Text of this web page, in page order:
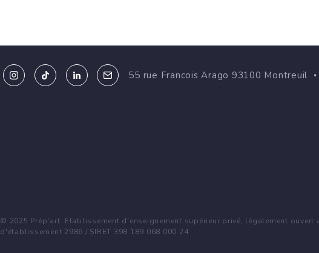
55 rue Francois Arago 93100 Montreuil
© 2025 Prép'art. Etablissement d'enseignement supérieur privé, légalement ouvert
d'établissement 2986 / SIRET 398 189 068 000 24